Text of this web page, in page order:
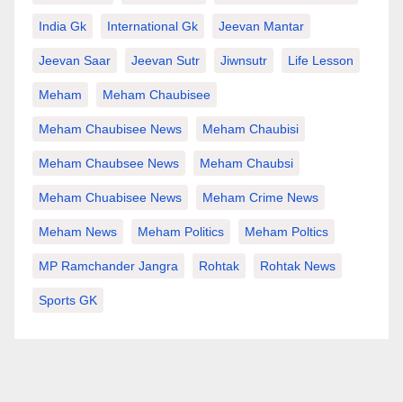
India Gk International Gk Jeevan Mantar
Jeevan Saar Jeevan Sutr Jiwnsutr Life Lesson
Meham Meham Chaubisee
Meham Chaubisee News Meham Chaubisi
Meham Chaubsee News Meham Chaubsi
Meham Chuabisee News Meham Crime News
Meham News Meham Politics Meham Poltics
MP Ramchander Jangra Rohtak Rohtak News
Sports GK